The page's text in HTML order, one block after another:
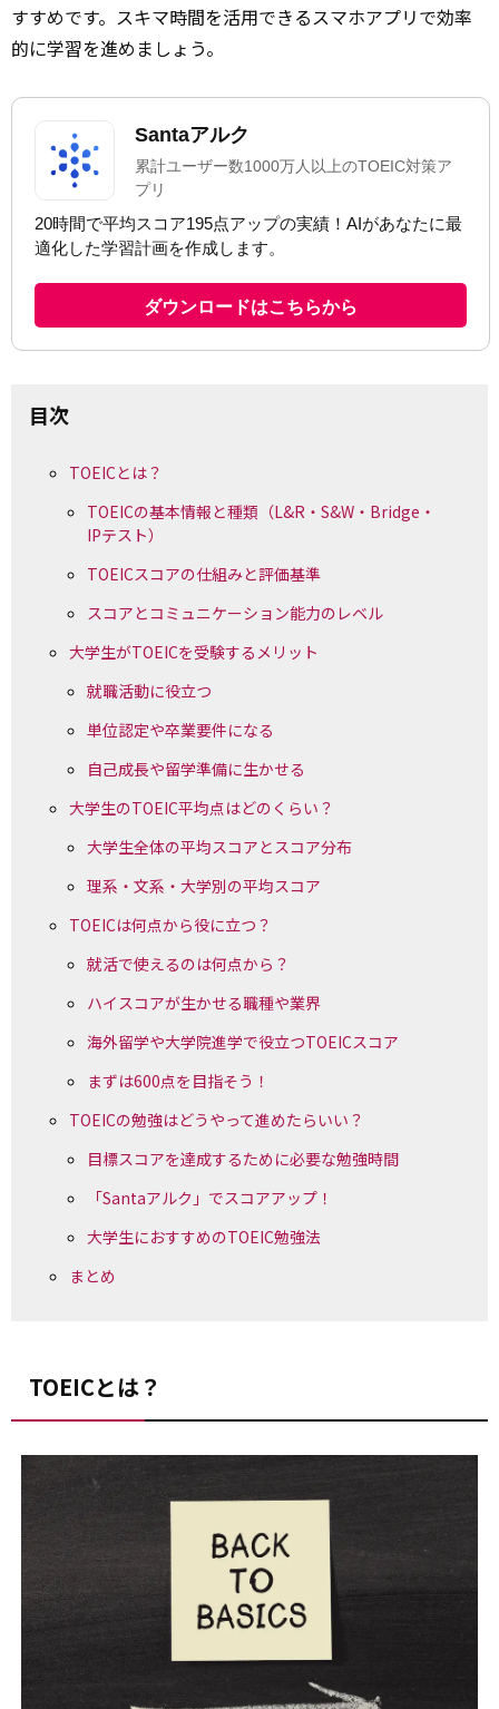
すすめです。スキマ時間を活用できるスマホアプリで効率
的に学習を進めましょう。
目次
TOEICとは？
TOEICの基本情報と種類（L&R・S&W・Bridge・
IPテスト）
TOEICスコアの仕組みと評価基準
スコアとコミュニケーション能力のレベル
大学生がTOEICを受験するメリット
就職活動に役立つ
単位認定や卒業要件になる
自己成長や留学準備に生かせる
大学生のTOEIC平均点はどのくらい？
大学生全体の平均スコアとスコア分布
理系・文系・大学別の平均スコア
TOEICは何点から役に立つ？
就活で使えるのは何点から？
ハイスコアが生かせる職種や業界
海外留学や大学院進学で役立つTOEICスコア
まずは600点を目指そう！
TOEICの勉強はどうやって進めたらいい？
目標スコアを達成するために必要な勉強時間
「Santaアルク」でスコアアップ！
大学生におすすめのTOEIC勉強法
まとめ
TOEICとは？